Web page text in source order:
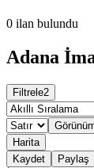
0 ilan bulundu
Adana
Filtrele2
Harita
Kaydet
Paylaş